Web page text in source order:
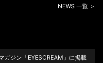
NEWS 一覧 ＞
ガジン「EYESCREAM」に掲載